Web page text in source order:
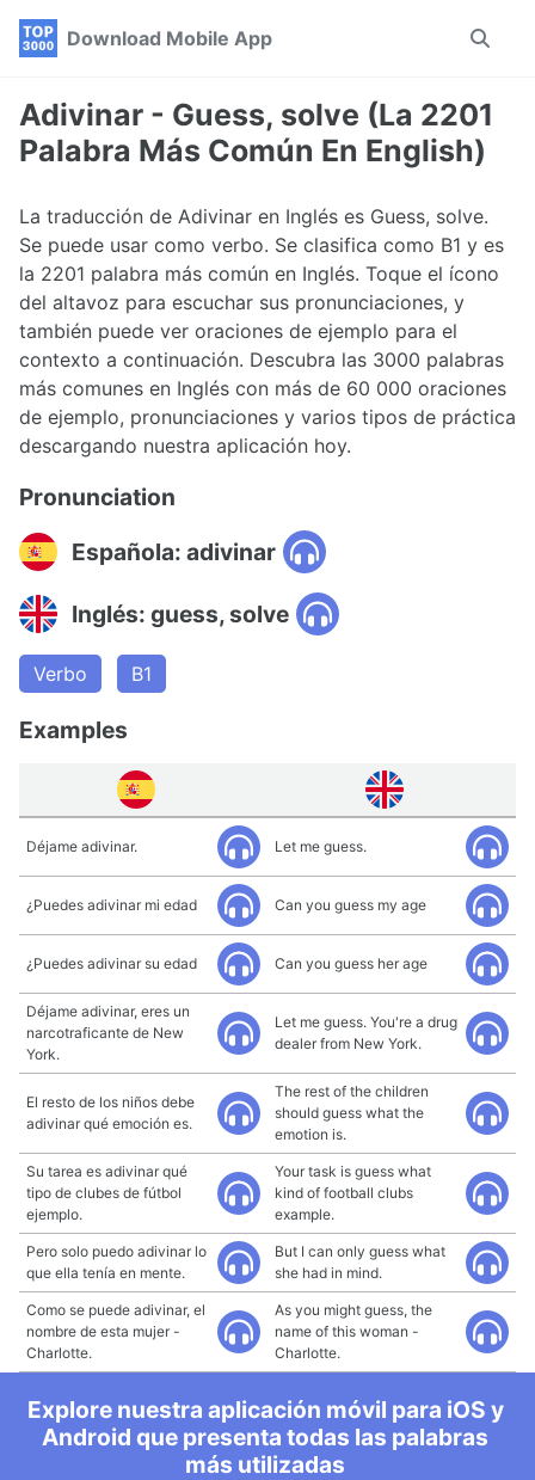
Skip
navigation
Skip
Skip
Download Mobile App
Toggle
Adivinar - Guess, solve (La 2201
Palabra Más Común En English)
La traducción de Adivinar en Inglés es Guess, solve.
Se puede usar como verbo. Se clasifica como B1 y es
la 2201 palabra más común en Inglés. Toque el ícono
del altavoz para escuchar sus pronunciaciones, y
también puede ver oraciones de ejemplo para el
contexto a continuación. Descubra las 3000 palabras
más comunes en Inglés con más de 60 000 oraciones
de ejemplo, pronunciaciones y varios tipos de práctica
descargando nuestra aplicación hoy.
Pronunciation
Española: adivinar
Inglés: guess, solve
Verbo B1
Examples
Déjame adivinar. Let me guess.
¿Puedes adivinar mi edad Can you guess my age
¿Puedes adivinar su edad Can you guess her age
Déjame adivinar, eres un
narcotraficante de New
York.
Let me guess. You're a drug
dealer from New York.
El resto de los niños debe
adivinar qué emoción es.
The rest of the children
should guess what the
emotion is.
Su tarea es adivinar qué
tipo de clubes de fútbol
ejemplo.
Your task is guess what
kind of football clubs
example.
Pero solo puedo adivinar lo
que ella tenía en mente.
But I can only guess what
she had in mind.
Como se puede adivinar, el
nombre de esta mujer -
Charlotte.
As you might guess, the
name of this woman -
Charlotte.
Explore nuestra aplicación móvil para iOS y
Android que presenta todas las palabras
más utilizadas